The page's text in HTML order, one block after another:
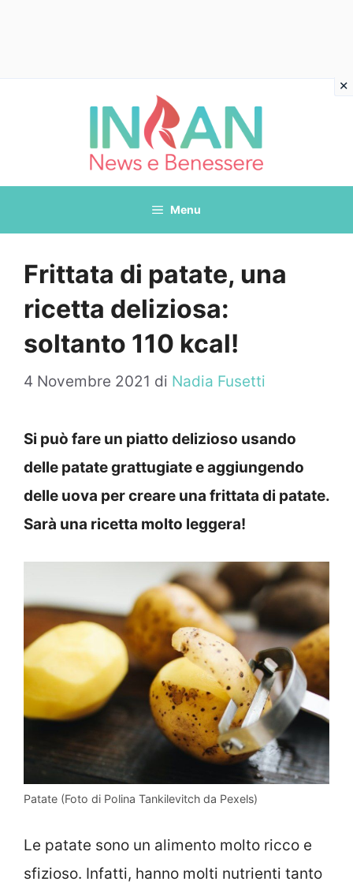
Menu
Frittata di patate, una
ricetta deliziosa:
soltanto 110 kcal!
4 Novembre 2021 di Nadia Fusetti
Si può fare un piatto delizioso usando
delle patate grattugiate e aggiungendo
delle uova per creare una frittata di patate.
Sarà una ricetta molto leggera!
Patate (Foto di Polina Tankilevitch da Pexels)
Le patate sono un alimento molto ricco e
sfizioso. Infatti, hanno molti nutrienti tanto